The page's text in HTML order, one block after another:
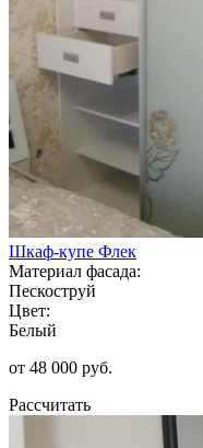
Шкаф-купе Флек
Материал фасада:
Пескоструй
Цвет:
Белый
от 48 000 руб.
Рассчитать